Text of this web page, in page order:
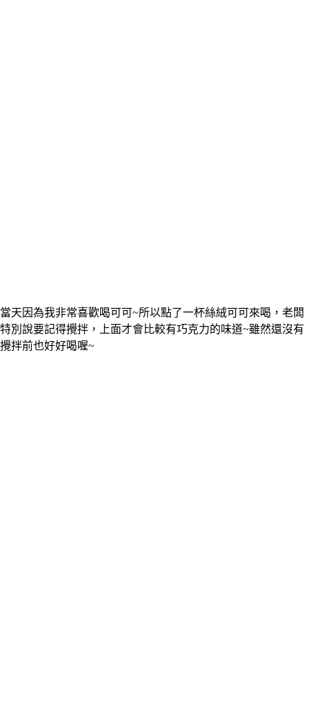
當天因為我非常喜歡喝可可~所以點了一杯絲絨可可來喝，老闆
特別說要記得攪拌，上面才會比較有巧克力的味道~雖然還沒有
攪拌前也好好喝喔~